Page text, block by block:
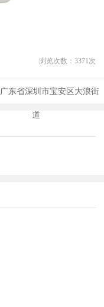
浏览次数： 3371 次
广东省深圳市宝安区大浪街
道